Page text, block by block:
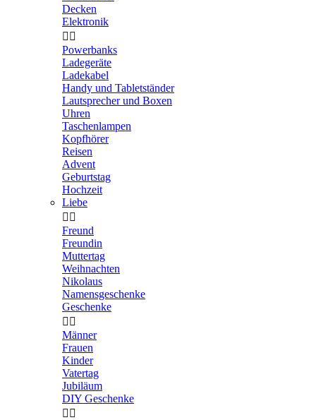
Decken
Elektronik
 
Powerbanks
Ladegeräte
Ladekabel
Handy und Tabletständer
Lautsprecher und Boxen
Uhren
Taschenlampen
Kopfhörer
Reisen
Advent
Geburtstag
Hochzeit
Liebe
 
Freund
Freundin
Muttertag
Weihnachten
Nikolaus
Namensgeschenke
Geschenke
 
Männer
Frauen
Kinder
Vatertag
Jubiläum
DIY Geschenke
 